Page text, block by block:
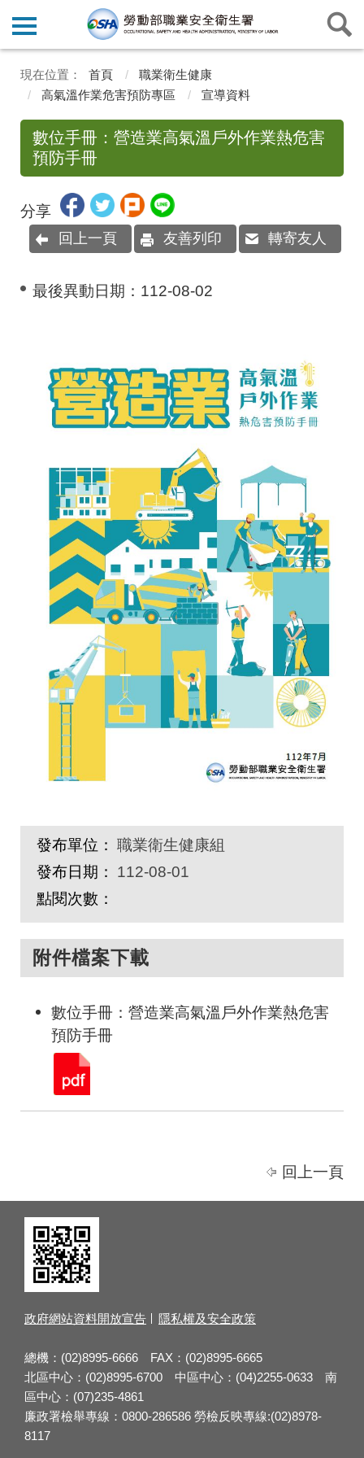
首頁
職業衛生健康
高氣溫作業危害預防專區
宣導資料
數位手冊：營造業高氣溫戶外作業熱危害
預防手冊
分享
回上一頁 友善列印 轉寄友人
最後異動日期： 112-08-02
發布單位： 職業衛生健康組
發布日期：
112-08-01
點閱次數：
附件檔案下載
數位手冊：營造業高氣溫戶外作業熱危害
預防手冊
回上一頁
政府網站資料開放宣告 隱私權及安全政策
總機：(02)8995-6666 FAX：(02)8995-6665
北區中心：(02)8995-6700 中區中心：(04)2255-0633 南
區中心：(07)235-4861
廉政署檢舉專線：0800-286586 勞檢反映專線:(02)8978-
8117